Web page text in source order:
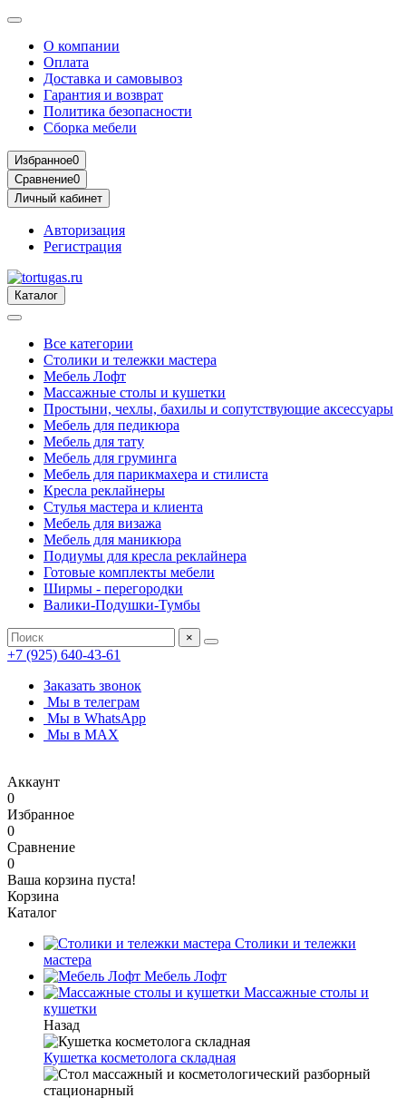
О компании
Оплата
Доставка и самовывоз
Гарантия и возврат
Политика безопасности
Сборка мебели
Избранное0
Сравнение0
Личный кабинет
Авторизация
Регистрация
Каталог
Все категории
Столики и тележки мастера
Мебель Лофт
Массажные столы и кушетки
Простыни, чехлы, бахилы и сопутствующие аксессуары
Мебель для педикюра
Мебель для тату
Мебель для груминга
Мебель для парикмахера и стилиста
Кресла реклайнеры
Стулья мастера и клиента
Мебель для визажа
Мебель для маникюра
Подиумы для кресла реклайнера
Готовые комплекты мебели
Ширмы - перегородки
Валики-Подушки-Тумбы
×
+7 (925) 640-43-61
Заказать звонок
Мы в телеграм
Мы в WhatsApp
Мы в MAX
Аккаунт
0
Избранное
0
Сравнение
0
Ваша корзина пуста!
Корзина
Каталог
Столики и тележки
мастера
Мебель Лофт
Массажные столы и
кушетки
Назад
Кушетка косметолога складная